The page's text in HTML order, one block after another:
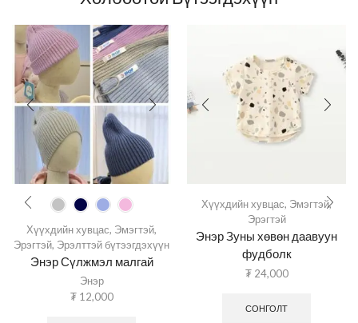
Хүүхдийн хувцас, Эмэгтэй,
Эрэгтэй, Эрэлттэй бүтээгдэхүүн
Энэр Сүлжмэл малгай
Энэр
₮12,000
Хүүхдийн хувцас, Эмэгтэй,
Эрэгтэй
Энэр Зуны хөвөн даавуун
фудболк
₮24,000
СОНГОЛТ